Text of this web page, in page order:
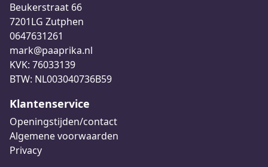
Beukerstraat 66
7201LG Zutphen
0647631261
mark@paaprika.nl
KVK: 76033139
BTW: NL003040736B59
Klantenservice
Openingstijden/contact
Algemene voorwaarden
Privacy